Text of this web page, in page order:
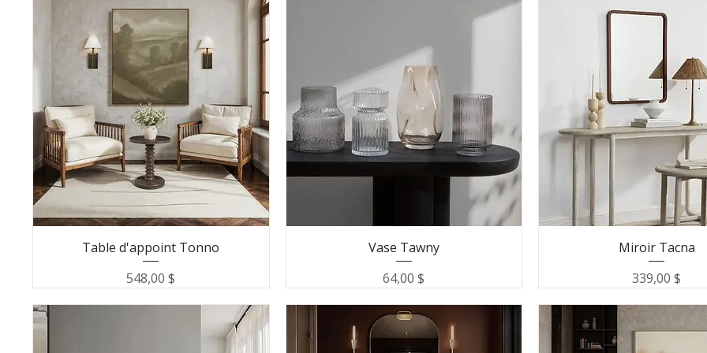
Table d'appoint Tonno
Prix
548,00 $
Vase Tawny
Prix
64,00 $
Miroir Tacna
Prix
339,00 $